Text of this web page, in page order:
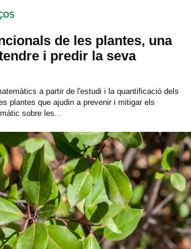
de les plantes, una
i predir la seva
a partir de l'estudi i la quantificació dels
plantes que ajudin a prevenir i mitigar els
sobre les...